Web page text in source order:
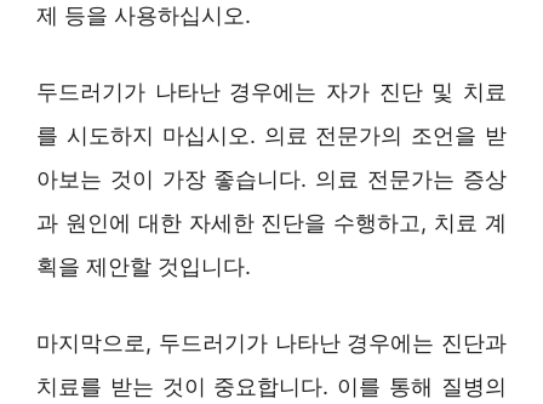
제 등을 사용하십시오.
두드러기가 나타난 경우에는 자가 진단 및 치료
를 시도하지 마십시오. 의료 전문가의 조언을 받
아보는 것이 가장 좋습니다. 의료 전문가는 증상
과 원인에 대한 자세한 진단을 수행하고, 치료 계
획을 제안할 것입니다.
마지막으로, 두드러기가 나타난 경우에는 진단과
치료를 받는 것이 중요합니다. 이를 통해 질병의